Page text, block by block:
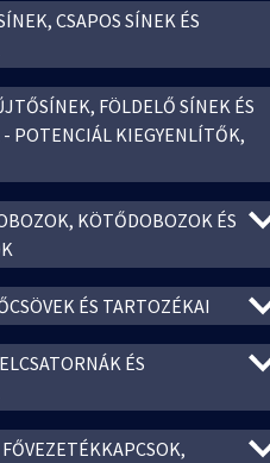
CSAPOS SÍNEK ÉS
FÖLDELŐ SÍNEK ÉS
POTENCIÁL KIEGYENLÍTŐK,
KÖTŐDOBOZOK ÉS
ÉS TARTOZÉKAI
ÉS